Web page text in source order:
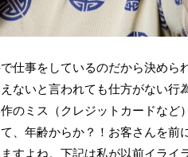
仕事をしているのだから決めら
ないと言われても仕方がない行
のミス（クレジットカードなど
、年齢からか？！お客さんを前
すよね。下記は私が以前イライ